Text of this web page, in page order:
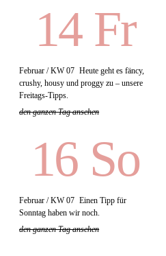
14 Fr
Februar / KW 07 Heute geht es fäncy,
crushy, housy und proggy zu – unsere
Freitags-Tipps.
den ganzen Tag ansehen
16 So
Februar / KW 07 Einen Tipp für
Sonntag haben wir noch.
den ganzen Tag ansehen